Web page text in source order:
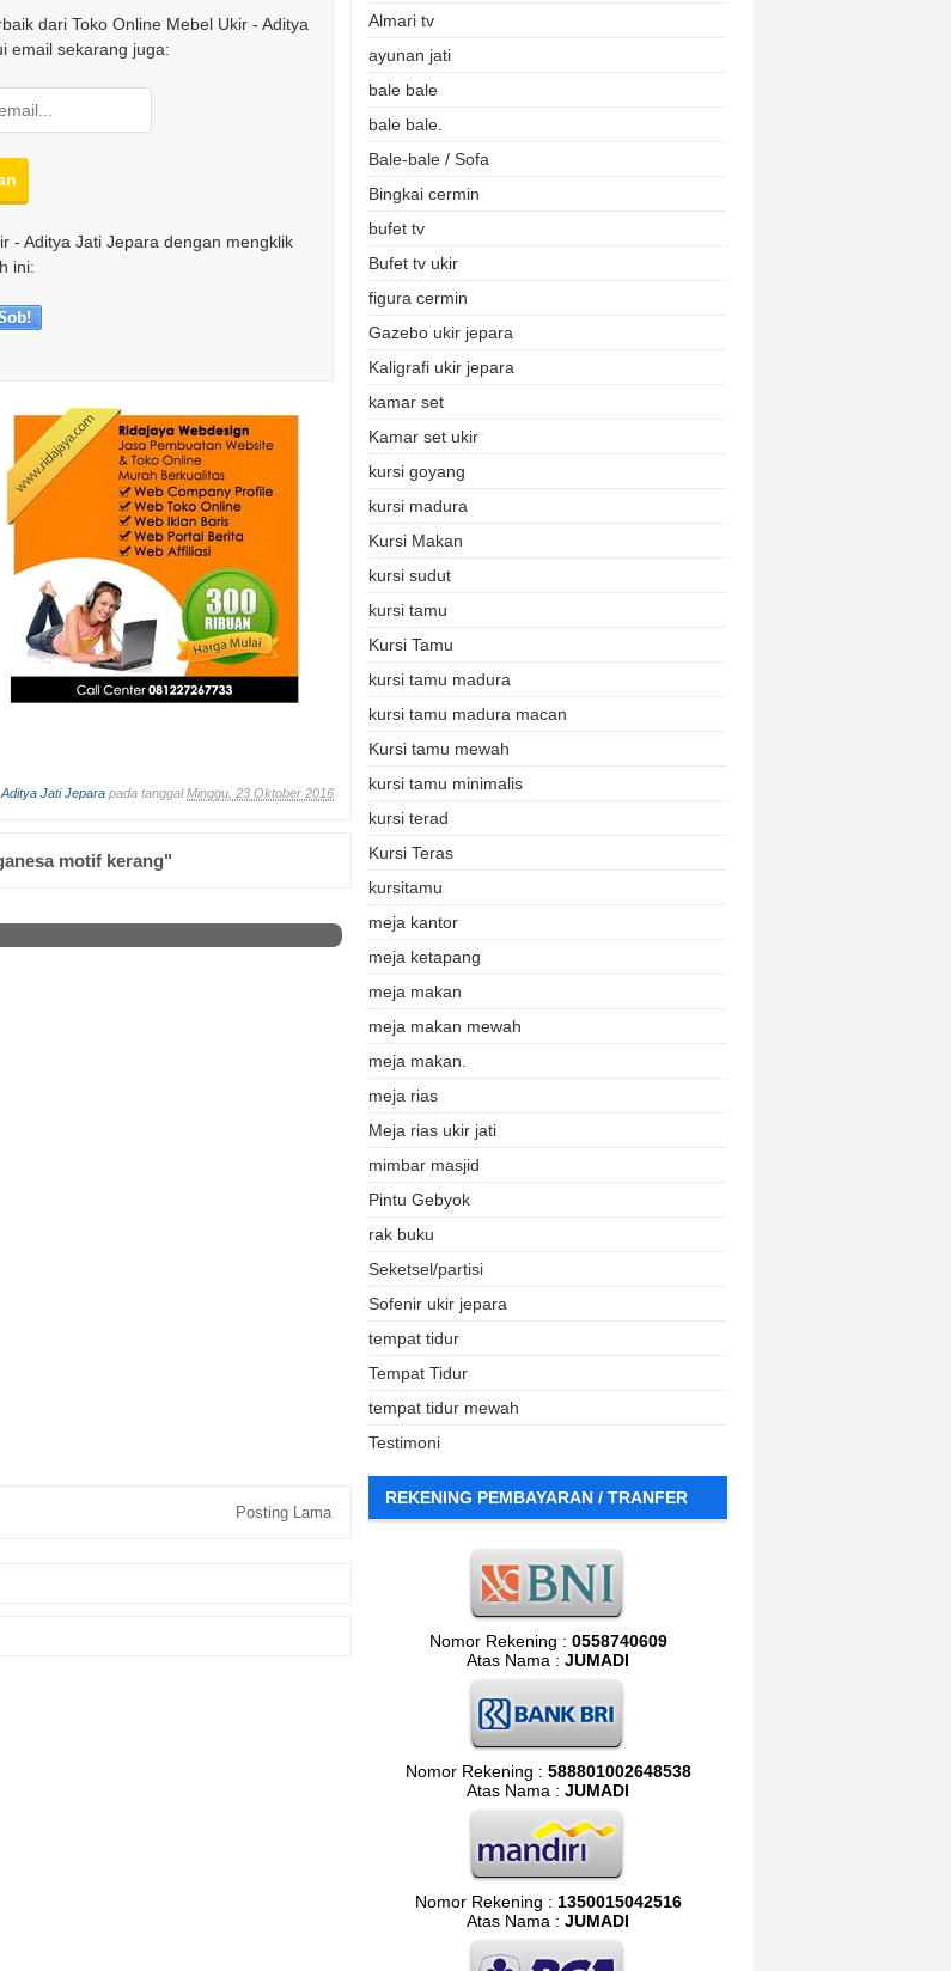
dari Toko Online Mebel Ukir - Aditya
email sekarang juga:
- Aditya Jati Jepara dengan mengklik
ini:
Aditya Jati Jepara pada tanggalMinggu, 23 Oktober 2016
motif kerang"
Posting Lama
Almari tv
ayunan jati
bale bale
bale bale.
Bale-bale / Sofa
Bingkai cermin
bufet tv
Bufet tv ukir
figura cermin
Gazebo ukir jepara
Kaligrafi ukir jepara
kamar set
Kamar set ukir
kursi goyang
kursi madura
Kursi Makan
kursi sudut
kursi tamu
Kursi Tamu
kursi tamu madura
kursi tamu madura macan
Kursi tamu mewah
kursi tamu minimalis
kursi terad
Kursi Teras
kursitamu
meja kantor
meja ketapang
meja makan
meja makan mewah
meja makan.
meja rias
Meja rias ukir jati
mimbar masjid
Pintu Gebyok
rak buku
Seketsel/partisi
Sofenir ukir jepara
tempat tidur
Tempat Tidur
tempat tidur mewah
Testimoni
REKENING PEMBAYARAN / TRANFER
Nomor Rekening : 0558740609
Atas Nama : JUMADI
Nomor Rekening : 588801002648538
Atas Nama : JUMADI
Nomor Rekening : 1350015042516
Atas Nama : JUMADI